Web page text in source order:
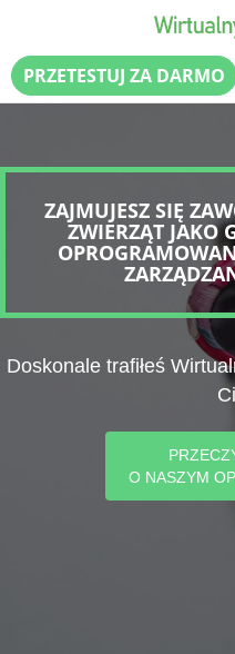
PRZETESTUJ ZA DARMO
ZAJMUJESZ SIĘ
ZWIERZĄT JAKO
Doskonale trafiłeś
O NASZYM